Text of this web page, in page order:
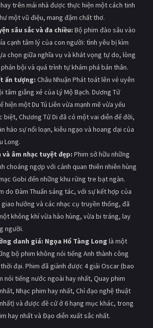
trên mái nhà được thực hiện một cách tinh
một vũ điệu, mang đậm chất thơ.
sâu sắc và đa chiều: Bộ phim đào sâu vào
cạnh tâm lý của con người: tình yêu bị kìm
chọn giữa nghĩa vụ và khát vọng tự do, lòng
bội và quá trình tự khám phá bản thân.
ấn tượng: Châu Nhuận Phát toát lên vẻ uyên
tâm giằng xé của Lý Mộ Bạch. Dương Tử
hiện một Du Tú Liên vừa mạnh mẽ vừa yếu
biệt, Chương Tử Di đã có một vai diễn để đời,
hảo sự nổi loạn, kiêu ngạo và hoang dại của
Long.
và âm nhạc tuyệt đẹp: Phim sở hữu những
choáng ngợp với cảnh quan thiên nhiên hùng
Gobi đến những khu rừng tre bạt ngàn.
do Đàm Thuấn sáng tác, với sự kết hợp của
giao hưởng và các nhạc cụ truyền thống, đã
không khí vừa hào hùng, vừa bi tráng, lay
người.
danh giá: Ngọa Hổ Tàng Long là một
bộ phim không nói tiếng Anh thành công
đại. Phim đã giành được 4 giải Oscar (bao
nói tiếng nước ngoài hay nhất, Quay phim
Nhạc phim hay nhất, Chỉ đạo nghệ thuật
và được đề cử ở 6 hạng mục khác, trong
hay nhất và Đạo diễn xuất sắc nhất.